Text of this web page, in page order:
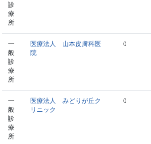
診
療
所
一
般
診
療
所
医療法人 山本皮膚科医
院
0
一
般
診
療
所
医療法人 みどりが丘ク
リニック
0